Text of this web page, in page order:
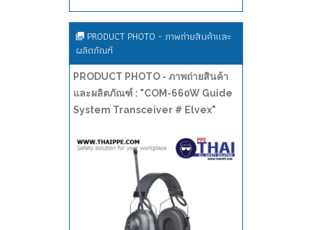
PRODUCT PHOTO - ภาพถ่ายสินค้าและ
ผลิตภัณฑ์
PRODUCT PHOTO - ภาพถ่ายสินค้า
และผลิตภัณฑ์ : "COM-660W Guide
System Transceiver # Elvex"